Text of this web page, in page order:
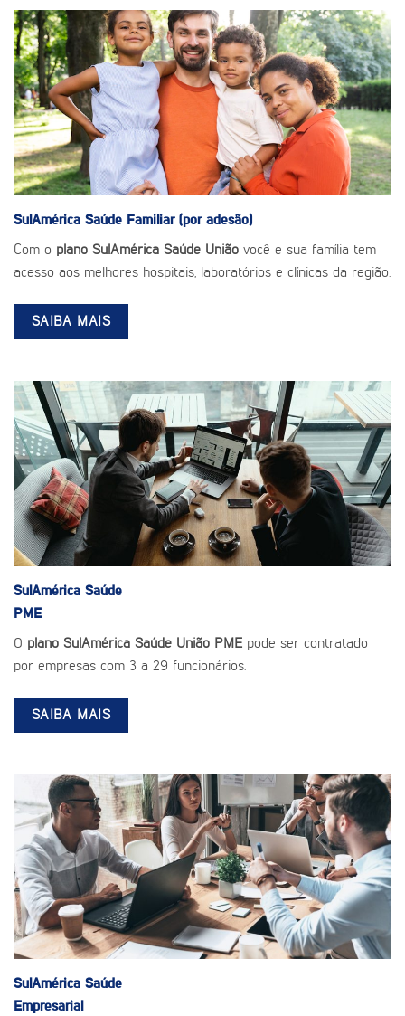
SulAmérica Saúde Familiar (por adesão)
Com o plano SulAmérica Saúde União você e sua família tem
acesso aos melhores hospitais, laboratórios e clínicas da região.
SAIBA MAIS
SulAmérica Saúde
PME
O plano SulAmérica Saúde União PME pode ser contratado
por empresas com 3 a 29 funcionários.
SAIBA MAIS
SulAmérica Saúde
Empresarial